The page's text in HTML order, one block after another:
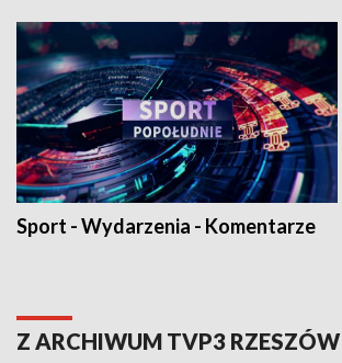
Sport - Wydarzenia - Komentarze
Z ARCHIWUM TVP3 RZESZÓW